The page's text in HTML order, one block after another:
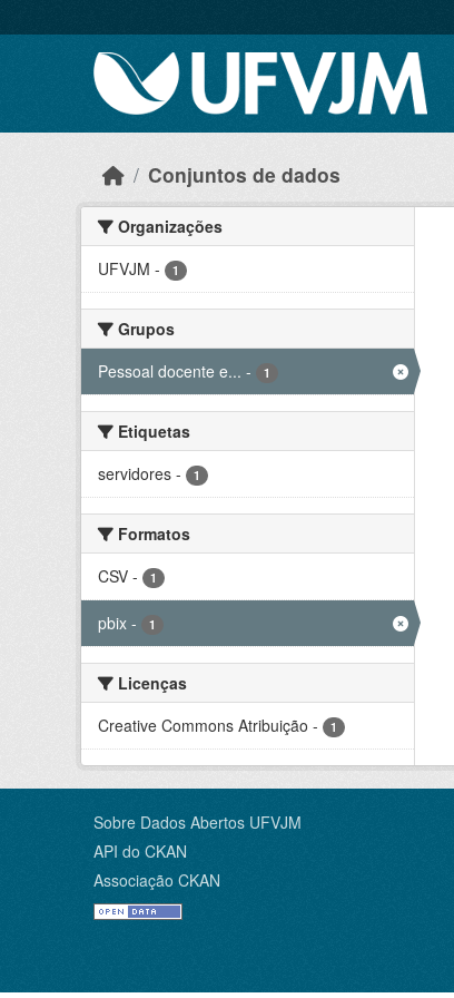
Conjuntos de dados
Organizações
UFVJM - 1
Grupos
Pessoal docente e... - 1
Etiquetas
servidores - 1
Formatos
CSV - 1
pbix - 1
Licenças
Creative Commons Atribuição - 1
Sobre Dados Abertos UFVJM
API do CKAN
Associação CKAN